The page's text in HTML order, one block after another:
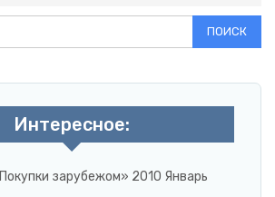
Интересное:
Покупки зарубежом» 2010 Январь